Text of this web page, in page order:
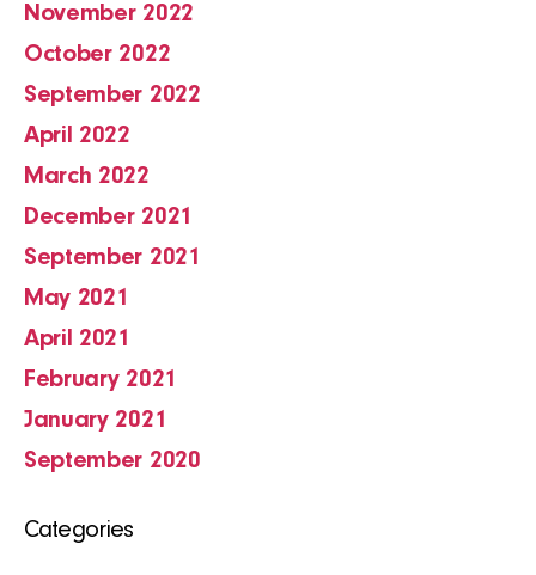
November 2022
October 2022
September 2022
April 2022
March 2022
December 2021
September 2021
May 2021
April 2021
February 2021
January 2021
September 2020
Categories